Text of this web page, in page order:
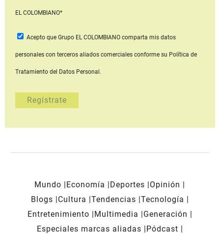
EL COLOMBIANO*
Acepto que Grupo EL COLOMBIANOcomparta mis datos
personales con terceros aliados comerciales conforme su Política de
Tratamiento del Datos Personal.
Mundo Economía Deportes
Opinión
Blogs
Cultura Tendencias Tecnología
Entretenimiento
Multimedia
Generación
Especiales marcas aliadas
Pódcast